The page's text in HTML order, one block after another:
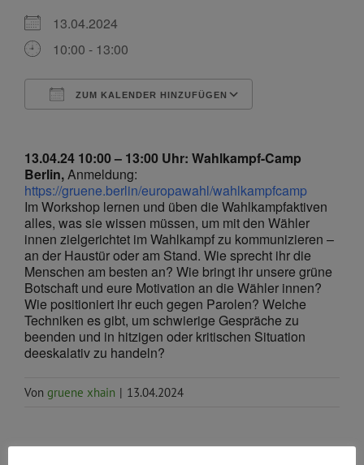
13.04.2024
10:00 - 13:00
ZUM KALENDER HINZUFÜGEN
13.04.24 10:00 – 13:00 Uhr: Wahlkampf-Camp
Berlin,Anmeldung:
https://gruene.berlin/europawahl/wahlkampfcamp
Im Workshop lernen und üben die Wahlkampfaktiven
alles, was sie wissen müssen, um mit den Wähler
innen zielgerichtet im Wahlkampf zu kommunizieren –
an der Haustür oder am Stand. Wie sprecht ihr die
Menschen am besten an? Wie bringt ihr unsere grüne
Botschaft und eure Motivation an die Wähler innen?
Wie positioniert ihr euch gegen Parolen? Welche
Techniken es gibt, um schwierige Gespräche zu
beenden und in hitzigen oder kritischen Situation
deeskalativ zu handeln?
Von gruene xhain | 13.04.2024